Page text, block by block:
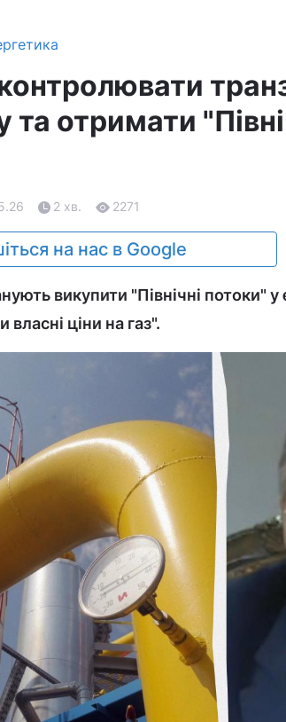
та отримати
2 хв. 2271
на нас в Google
викупити "Північні потоки"
власні ціни на газ".